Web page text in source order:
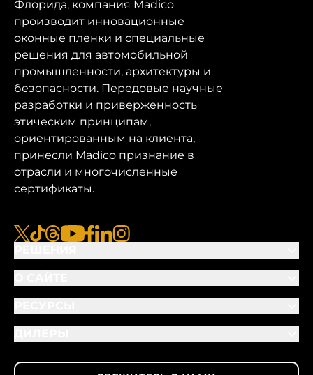
Флорида, компания Madico
производит инновационные
оконные пленки и специальные
решения для автомобильной
промышленности, архитектуры и
безопасности. Передовые научные
разработки и приверженность
этическим принципам,
ориентированным на клиента,
принесли Madico признание в
отрасли и многочисленные
сертификаты.